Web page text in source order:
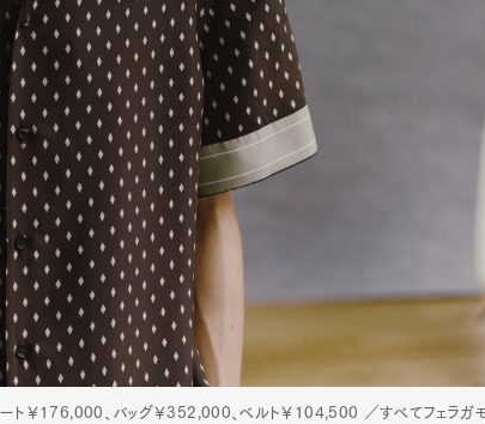
Pen international
￥176,000、バッグ￥352,000、ベルト￥104,500 ／すべてフェラガモ（